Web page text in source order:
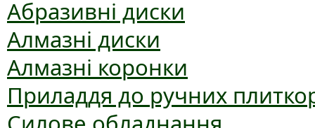
Абразивні диски
Алмазні диски
Алмазні коронки
Приладдя до ручних